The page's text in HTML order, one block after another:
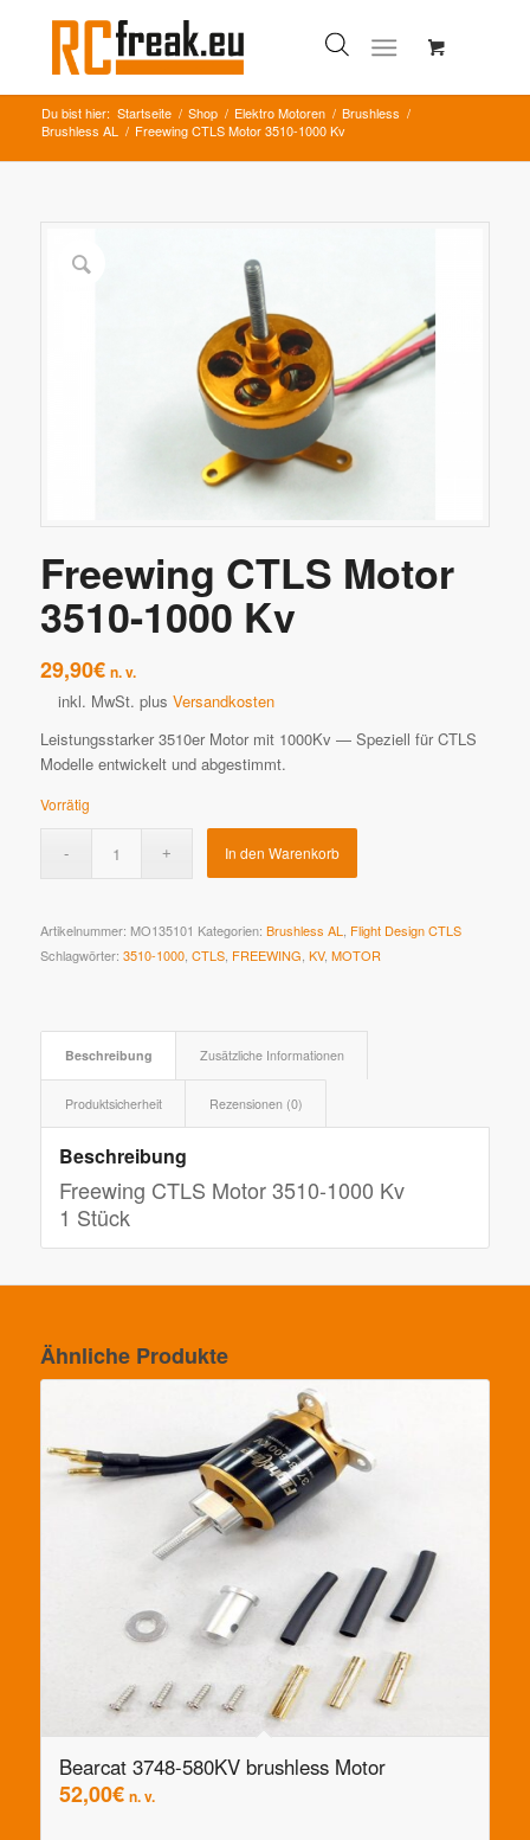
Du bist hier: Startseite / Shop / Elektro Motoren / Brushless /
Brushless AL
/ Freewing CTLS Motor 3510-1000 Kv
Freewing CTLS Motor
3510-1000 Kv
29,90€ n. v.
inkl. MwSt. plus Versandkosten
Leistungsstarker 3510er Motor mit 1000Kv — Speziell für CTLS
Modelle entwickelt und abgestimmt.
Vorrätig
In den Warenkorb
Artikelnummer: MO135101 Kategorien: Brushless AL
Flight Design CTLS
Schlagwörter: 3510-1000, CTLS, FREEWING KV, MOTOR
Beschreibung Zusätzliche Informationen
Produktsicherheit Rezensionen (0)
Beschreibung
Freewing CTLS Motor 3510-1000 Kv
1 Stück
Ähnliche Produkte
Bearcat 3748-580KV brushless Motor
52,00€ n. v.